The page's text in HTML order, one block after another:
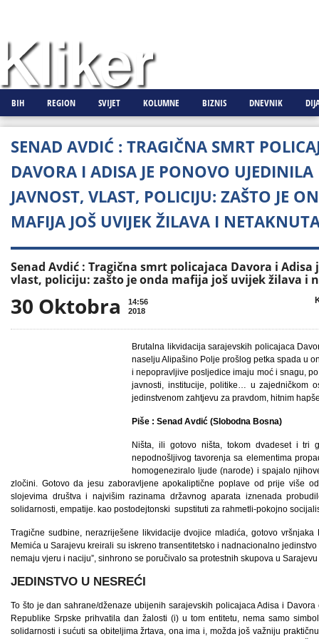
BIH REGION SVIJET KOLUMNE BIZNIS DNEVNIK
SENAD AVDIĆ : TRAGIČNA SMRT
DAVORA I ADISA JE PONOVO UJEDINILA
JAVNOST, VLAST, POLICIJU: ZAŠTO JE
MAFIJA JOŠ UVIJEK ŽILAVA I
Senad Avdić : Tragična smrt policajaca Davora i
vlast, policiju: zašto je onda mafija još uvijek žilava i
30 Oktobra
14:56
2018
Brutalna likvidacija sarajevskih policajaca
naselju Alipašino Polje prošlog petka spada u
i nepopravljive posljedice imaju moć i snagu,
javnosti, institucije, politike… u zajedničkom
jedinstvenom zahtjevu za pravdom, hitnim
Piše : Senad Avdić (Slobodna Bosna)
Ništa, ili gotovo ništa, tokom dvadeset i tri
nepodnošljivog tavorenja sa elementima
homogeneziralo ljude (narode) i spajalo
zločini. Gotovo da jesu zaboravljene apokaliptične poplave od prije više
slojevima društva i najvišim razinama državnog aparata iznenada
solidarnosti, empatije. kao postodejtonski supstituti za rahmetli-pokojno
Tragične sudbine, nerazriješene likvidacije dvojice mladića, gotovo
Memića u Sarajevu kreirali su iskreno transentitetsko i nadnacionalno
nemaju vjeru i naciju”, sinhrono se poručivalo sa protestnih skupova u
JEDINSTVO U NESREĆI
To što je dan sahrane/dženaze ubijenih sarajevskih policajaca Adisa i
Republike Srpske prihvatila dan žalosti (i) u tom entitetu, nema samo
solidarnosti i sućuti sa obiteljima žrtava, ona ima i, možda još važniju